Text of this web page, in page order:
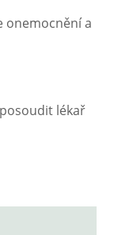
onemocnění a
lékař